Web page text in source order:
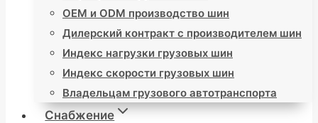
OEM и ODM производство шин
Дилерский контракт с производителем шин
Индекс нагрузки грузовых шин
Индекс скорости грузовых шин
Владельцам грузового автотранспорта
Снабжение